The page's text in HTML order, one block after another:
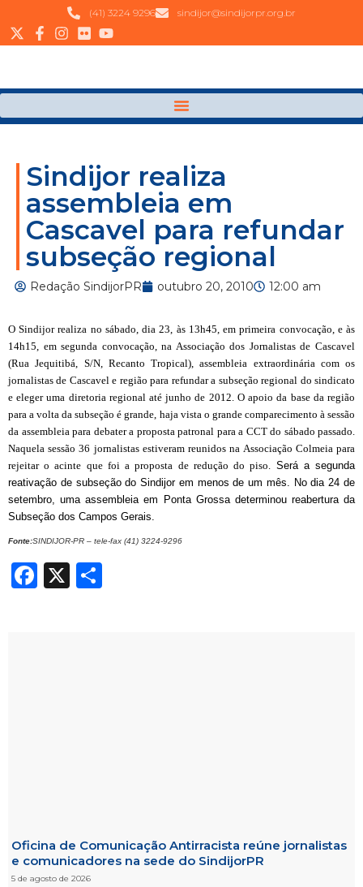
(41) 3224 9296 sindijor@sindijorpr.org.br
Sindijor realiza
assembleia em
Cascavel para refundar
subseção regional
Redação SindijorPR outubro 20, 2010 12:00 am
O Sindijor realiza no sábado, dia 23, às 13h45, em primeira convocação, e às
14h15, em segunda convocação, na Associação dos Jornalistas de Cascavel
(Rua Jequitibá, S/N, Recanto Tropical), assembleia extraordinária com os
jornalistas de Cascavel e região para refundar a subseção regional do sindicato
e eleger uma diretoria regional até junho de 2012. O apoio da base da região
para a volta da subseção é grande, haja vista o grande comparecimento à sessão
da assembleia para debater a proposta patronal para a CCT do sábado passado.
Naquela sessão 36 jornalistas estiveram reunidos na Associação Colmeia para
rejeitar o acinte que foi a proposta de redução do piso. Será a segunda
reativação de subseção do Sindijor em menos de um mês. No dia 24 de
setembro, uma assembleia em Ponta Grossa determinou reabertura da
Subseção dos Campos Gerais.
Fonte:SINDIJOR-PR – tele-fax (41) 3224-9296
Facebook
X
Oficina de Comunicação Antirracista reúne jornalistas
e comunicadores na sede do SindijorPR
5 de agosto de 2026